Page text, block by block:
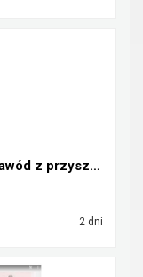
Zostań Technikiem Masażystą – zawód z przyszłością...
2 dni